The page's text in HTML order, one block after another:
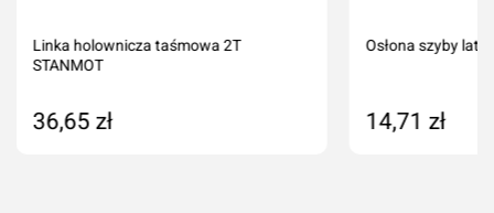
Linka holownicza taśmowa 2T
STANMOT
36,65 zł
Osłona szyby
14,71 zł